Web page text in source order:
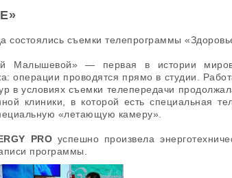
состоялись съемки телепрограммы
Малышевой» — первая в истории
операции проводятся прямо в студии.
в условиях съемки телепередачи
клиники, в которой есть специальная
«летающую камеру».
PRO успешно произвела
программы.